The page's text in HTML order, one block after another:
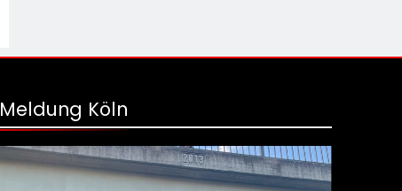
Meldung Köln